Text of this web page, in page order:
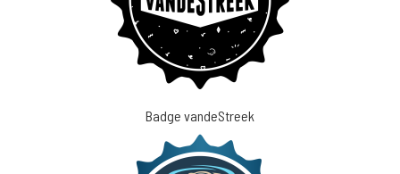
Badge vandeStreek